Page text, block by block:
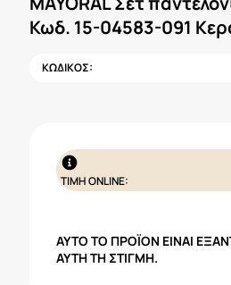
Κωδ. 15-04583-091
ΚΩΔΙΚΟΣ:
ΤΙΜΗ ONLINE:
ΑΥΤΌ ΤΟ ΠΡΟΪΌΝ ΕΊΝΑΙ
ΑΥΤΉ ΤΗ ΣΤΙΓΜΉ.